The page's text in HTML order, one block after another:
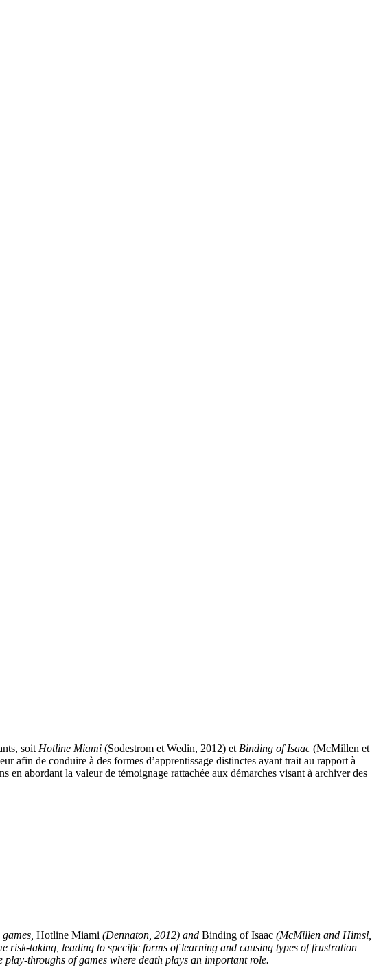
soit Hotline Miami (Sodestrom et Wedin, 2012) et Binding of Isaac (McMillen et
afin de conduire à des formes d’apprentissage distinctes ayant trait au rapport à
abordant la valeur de témoignage rattachée aux démarches visant à archiver des
Hotline Miami (Dennaton, 2012) and Binding of Isaac (McMillen and Himsl,
risk-taking, leading to specific forms of learning and causing types of frustration
throughs of games where death plays an important role.